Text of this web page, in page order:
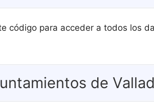
código para acceder a todos los
de